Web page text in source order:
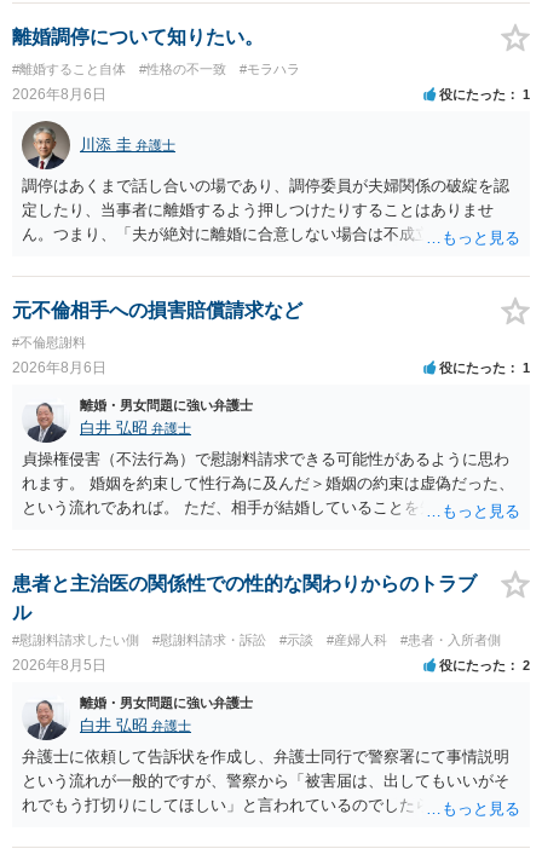
離婚調停について知りたい。
#離婚すること自体 #性格の不一致 #モラハラ
2026年8月6日 役にたった 1
川添 圭 弁護士
調停はあくまで話し合いの場であり、調停委員が夫婦関係の破綻を認
定したり、当事者に離婚するよう押しつけたりすることはありませ
ん。つまり、「夫が絶対に離婚に合意しない場合は不成立になり」、
きません。 調停段階での離婚成立を希望するなら、夫が離婚に前向き
になるような条件提示をする等、模索するほかありません（極端な話
をいえば、夫から「この条件なら離婚してもよい」として提示された
条件を全部丸呑みする、という方法しかないかもしれません）。た
だ、離婚訴訟をしたくないという考えを見透かされてしまうと、逆に
足下を見られてしまいますので、注意する必要があります。 夫が離婚
に抵抗する可能性が高いのであれば、むしろ淡々と調停不成立にして
離婚訴訟で離婚原因を主張し、判決へ持っていく方が近道であること
も少なくありません。見通し等を含め、弁護士へ相談・依頼した方が
よいと思います。
元不倫相手への損害賠償請求など
#不倫慰謝料
2026年8月6日 役にたった 1
離婚・男女問題に強い弁護士
白井 弘昭 弁護士
貞操権侵害（不法行為）で慰謝料請求できる可能性があるように思わ
れます。 婚姻を約束して性行為に及んだ＞婚姻の約束は虚偽だった、
という流れであれば。 ただ、相手が結婚していることを知って行為に
性も認められそうですので、あまり慰謝料は高額にならないように思
われます。 一度、最寄りの弁護士に相談してみてください。
患者と主治医の関係性での性的な関わりからのトラブ
ル
#慰謝料請求したい側 #慰謝料請求・訴訟 #示談 #産婦人科 #患者・入所者側
2026年8月5日 役にたった 2
離婚・男女問題に強い弁護士
白井 弘昭 弁護士
弁護士に依頼して告訴状を作成し、弁護士同行で警察署にて事情説明
という流れが一般的ですが、警察から「被害届は、出してもいいがそ
れでもう打切りにしてほしい」と言われているのでしたら、あまり結
検察庁に訴えるのもありかもしれないですが、実際に捜査をするの